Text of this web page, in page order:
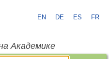
EN DE ES FR
Академике